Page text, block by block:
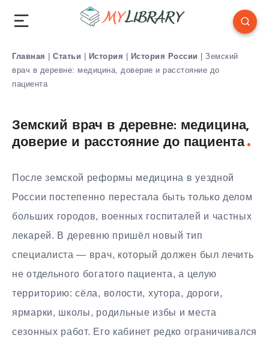
Главная | Статьи | История | История России | Земский
врач в деревне: медицина, доверие и расстояние до
пациента
Земский врач в деревне: медицина,
доверие и расстояние до пациента
После земской реформы медицина в уездной
России постепенно перестала быть только делом
больших городов, военных госпиталей и частных
лекарей. В деревню пришёл новый тип
специалиста — врач, который должен был лечить
не отдельного богатого пациента, а целую
территорию: сёла, волости, хутора, дороги,
ярмарки, школы, родильные избы и места
сезонных работ. Его кабинет редко ограничивался